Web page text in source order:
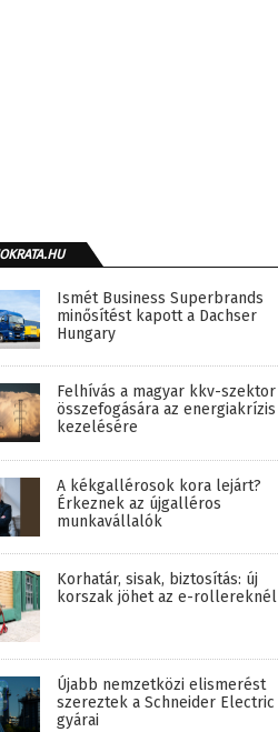
Ismét Business Superbrands
minősítést kapott a Dachser
Hungary
Felhívás a magyar kkv-szektor
összefogására az energiakrízis
kezelésére
A kékgallérosok kora lejárt?
Érkeznek az újgalléros
munkavállalók
Korhatár, sisak, biztosítás: új
korszak jöhet az e-rollereknél
Újabb nemzetközi elismerést
szereztek a Schneider Electric
gyárai